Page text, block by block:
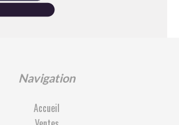
Navigation
Accueil